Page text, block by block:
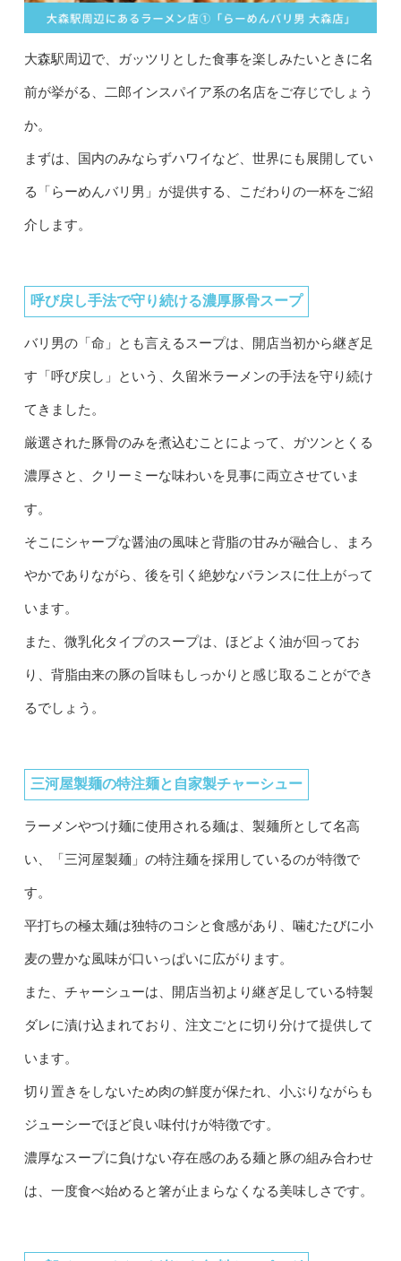
大森駅周辺で、ガッツリとした食事を楽しみたいときに名
前が挙がる、二郎インスパイア系の名店をご存じでしょう
か。
まずは、国内のみならずハワイなど、世界にも展開してい
る「らーめんバリ男」が提供する、こだわりの一杯をご紹
介します。
呼び戻し手法で守り続ける濃厚豚骨スープ
バリ男の「命」とも言えるスープは、開店当初から継ぎ足
す「呼び戻し」という、久留米ラーメンの手法を守り続け
てきました。
厳選された豚骨のみを煮込むことによって、ガツンとくる
濃厚さと、クリーミーな味わいを見事に両立させていま
す。
そこにシャープな醤油の風味と背脂の甘みが融合し、まろ
やかでありながら、後を引く絶妙なバランスに仕上がって
います。
また、微乳化タイプのスープは、ほどよく油が回ってお
り、背脂由来の豚の旨味もしっかりと感じ取ることができ
るでしょう。
三河屋製麺の特注麺と自家製チャーシュー
ラーメンやつけ麺に使用される麺は、製麺所として名高
い、「三河屋製麺」の特注麺を採用しているのが特徴で
す。
平打ちの極太麺は独特のコシと食感があり、噛むたびに小
麦の豊かな風味が口いっぱいに広がります。
また、チャーシューは、開店当初より継ぎ足している特製
ダレに漬け込まれており、注文ごとに切り分けて提供して
います。
切り置きをしないため肉の鮮度が保たれ、小ぶりながらも
ジューシーでほど良い味付けが特徴です。
濃厚なスープに負けない存在感のある麺と豚の組み合わせ
は、一度食べ始めると箸が止まらなくなる美味しさです。